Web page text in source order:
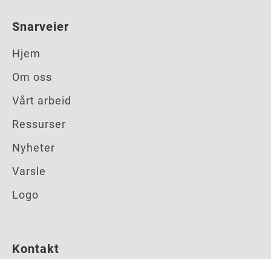
Snarveier
Hjem
Om oss
Vårt arbeid
Ressurser
Nyheter
Varsle
Logo
Kontakt